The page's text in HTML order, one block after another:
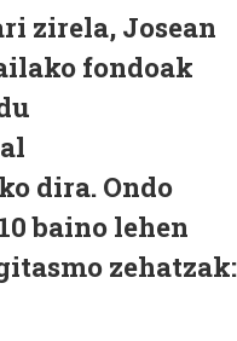
zirela, Josean
fondoak
dira. Ondo
baino lehen
zehatzak: